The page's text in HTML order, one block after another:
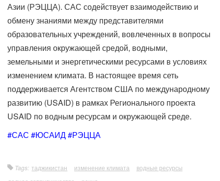
Азии (РЭЦЦА). САС содействует взаимодействию и
обмену знаниями между представителями
образовательных учреждений, вовлеченных в вопросы
управления окружающей средой, водными,
земельными и энергетическими ресурсами в условиях
изменением климата. В настоящее время сеть
поддерживается Агентством США по международному
развитию (USAID) в рамках Регионального проекта
USAID по водным ресурсам и окружающей среде.
#САС #ЮСАИД #РЭЦЦА
Tags: таджикистан изменение климата
водные ресурсы